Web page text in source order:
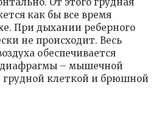
От этого грудная
как бы все время
При дыхании реберного
не происходит. Весь
обеспечивается
– мышечной
грудной клеткой и брюшной